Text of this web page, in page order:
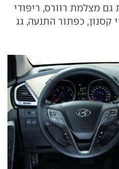
גם מצלמת רוורס, ריפודי
קסנון, כפתור התנעה, גג